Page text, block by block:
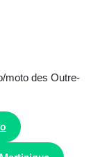
moto des Outre-